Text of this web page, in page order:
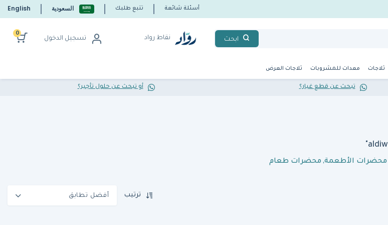
أسئلة شائعة تتبع طلبك السعودية English
ابحث نقاط رواد تسجيل الدخول
0
ثلاجات معدات للمشروبات ثلاجات العرض
تبحث عن قطع غيار؟ أو تبحث عن حلول تأجير؟
محضرات الأطعمة, محضرات طعام
ترتيب أفضل تطابق